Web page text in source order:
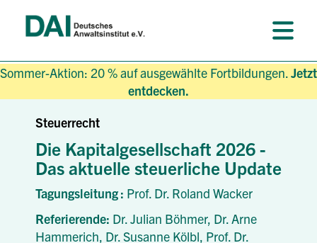
Sommer-Aktion: 20 % auf ausgewählte Fortbildungen.Jetzt
entdecken.
Steuerrecht
Die Kapitalgesellschaft 2026 -
Das aktuelle steuerliche Update
Tagungsleitung : Prof. Dr. Roland Wacker
Referierende: Dr. Julian Böhmer, Dr. Arne
Hammerich, Dr. Susanne Kölbl, Prof. Dr.